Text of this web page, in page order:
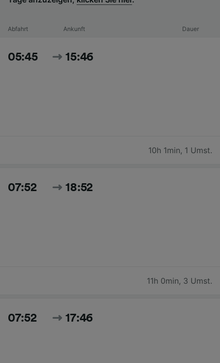
Abfahrt Ankunft Dauer
05:45 15:46
10h 1min, 1 Umst.
07:52 18:52
11h 0min, 3 Umst.
07:52 17:46